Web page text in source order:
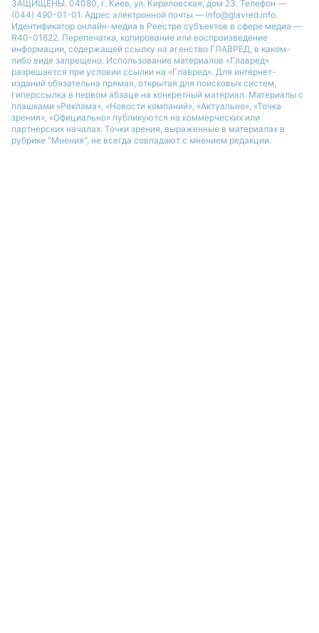
ЗАЩИЩЕНЫ. 04080, г. Киев, ул. Кириловская, дом 23. Телефон —
(044) 490-01-01. Адрес электронной почты — info@glavred.info.
Идентификатор онлайн-медиа в Реестре cубъектов в сфере медиа —
R40-01822. Перепечатка, копирование или воспроизведение
информации, содержащей ссылку на агенство ГЛАВРЕД, в каком-
либо виде запрещено. Использование материалов «Главред»
разрешается при условии ссылки на «Главред». Для интернет-
изданий обязательна прямая, открытая для поисковых систем,
гиперссылка в первом абзаце на конкретный материал. Материалы с
плашками «Реклама», «Новости компаний», «Актуально», «Точка
зрения», «Официально» публикуются на коммерческих или
партнерских началах. Точки зрения, выраженные в материалах в
рубрике "Мнения", не всегда совпадают с мнением редакции.